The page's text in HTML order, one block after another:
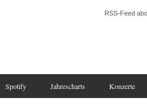
RSS-Feed
Spotify Jahrescharts Konzerte